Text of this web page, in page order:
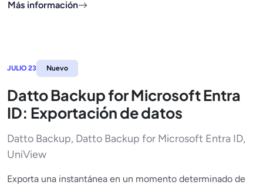
Más información
JULIO 23 Nuevo
Datto Backup for Microsoft Entra
ID: Exportación de datos
Datto Backup, Datto Backup for Microsoft Entra ID,
UniView
Exporta una instantánea en un momento determinado de